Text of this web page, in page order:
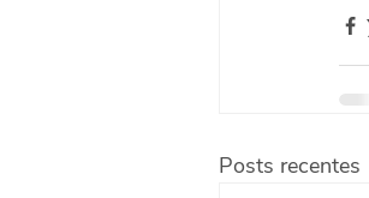
Posts recentes